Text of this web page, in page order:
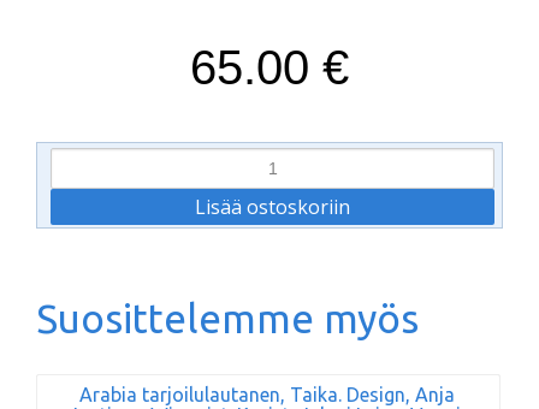
65.00 €
Suosittelemme myös
Arabia tarjoilulautanen, Taika. Design, Anja